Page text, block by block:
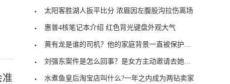
准
太阳客胜湖人扳平比分 浓眉因左腹股沟拉伤离场
惠普4核笔记本介绍 红色背光键盘外观大气
黄有龙是谁的司机？他的家庭背景一直被保护的很好
刘强东案件是怎么回事？是女方主动邀请去她的公寓
水煮鱼皇后淘宝店叫什么?一年之内成为两钻卖家